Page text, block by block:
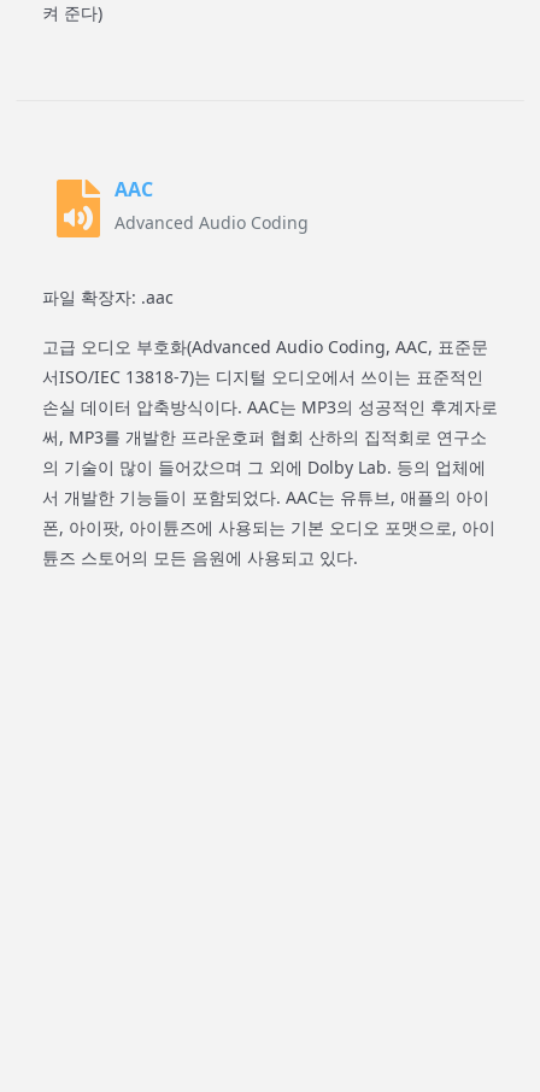
켜 준다)
AAC
Advanced Audio Coding
파일 확장자: .aac
고급 오디오 부호화(Advanced Audio Coding, AAC, 표준문
서ISO/IEC 13818-7)는 디지털 오디오에서 쓰이는 표준적인
손실 데이터 압축방식이다. AAC는 MP3의 성공적인 후계자로
써, MP3를 개발한 프라운호퍼 협회 산하의 집적회로 연구소
의 기술이 많이 들어갔으며 그 외에 Dolby Lab. 등의 업체에
서 개발한 기능들이 포함되었다. AAC는 유튜브, 애플의 아이
폰, 아이팟, 아이튠즈에 사용되는 기본 오디오 포맷으로, 아이
튠즈 스토어의 모든 음원에 사용되고 있다.